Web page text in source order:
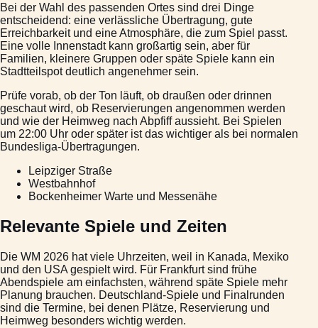
Bei der Wahl des passenden Ortes sind drei Dinge
entscheidend: eine verlässliche Übertragung, gute
Erreichbarkeit und eine Atmosphäre, die zum Spiel passt.
Eine volle Innenstadt kann großartig sein, aber für
Familien, kleinere Gruppen oder späte Spiele kann ein
Stadtteilspot deutlich angenehmer sein.
Prüfe vorab, ob der Ton läuft, ob draußen oder drinnen
geschaut wird, ob Reservierungen angenommen werden
und wie der Heimweg nach Abpfiff aussieht. Bei Spielen
um 22:00 Uhr oder später ist das wichtiger als bei normalen
Bundesliga-Übertragungen.
Leipziger Straße
Westbahnhof
Bockenheimer Warte und Messenähe
Relevante Spiele und Zeiten
Die WM 2026 hat viele Uhrzeiten, weil in Kanada, Mexiko
und den USA gespielt wird. Für Frankfurt sind frühe
Abendspiele am einfachsten, während späte Spiele mehr
Planung brauchen. Deutschland-Spiele und Finalrunden
sind die Termine, bei denen Plätze, Reservierung und
Heimweg besonders wichtig werden.